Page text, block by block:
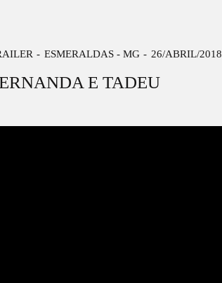
ESMERALDAS - MG 26/ABRIL/2018
E TADEU